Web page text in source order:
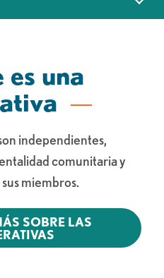
es una
independientes,
comunitaria y
miembros.
SOBRE LAS